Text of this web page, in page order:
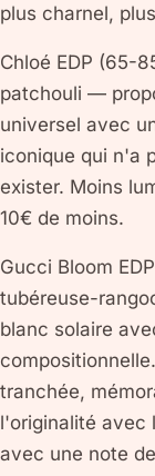
plus charnel,
Chloé EDP (65-
patchouli —
universel avec
iconique qui n'a
exister. Moins
10€ de moins.
Gucci Bloom
tubéreuse-
blanc solaire
tranchée,
l'originalité avec
avec une note